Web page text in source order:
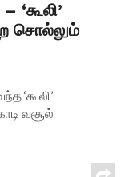
‘கூலி’
சொல்லும்
‘கூலி’
வசூல்